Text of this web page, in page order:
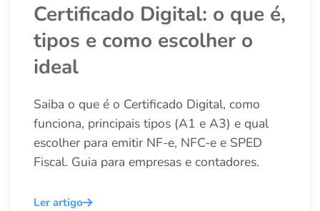
Certificado Digital: o que é,
tipos e como escolher o
ideal
Saiba o que é o Certificado Digital, como
funciona, principais tipos (A1 e A3) e qual
escolher para emitir NF-e, NFC-e e SPED
Fiscal. Guia para empresas e contadores.
Ler artigo